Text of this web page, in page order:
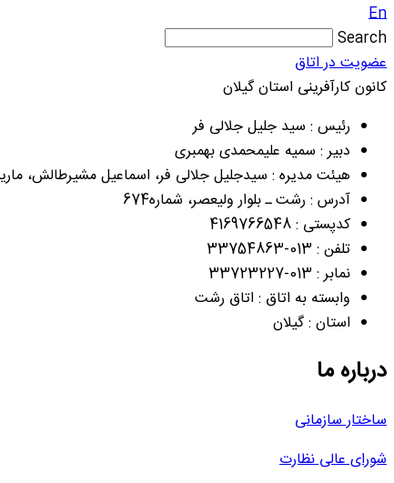
En
Search
عضویت در اتاق
کانون کارآفرینی استان گیلان
رئیس : سید جلیل جلالی فر
دبیر : سمیه علیمحمدی بهمبری
هیئت مدیره : سیدجلیل جلالی فر، اسماعیل مشیرطالش،
آدرس : رشت ـ بلوار ولیعصر، شماره674
کدپستی : 4169766548
تلفن : 013-33754863
نمابر : 013-33723227
وابسته به اتاق : اتاق رشت
استان : گیلان
درباره ما
ساختار سازمانی
شورای عالی نظارت